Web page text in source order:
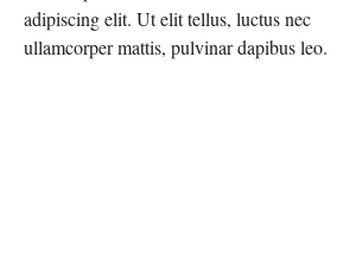
adipiscing elit. Ut elit tellus, luctus nec
ullamcorper mattis, pulvinar dapibus leo.